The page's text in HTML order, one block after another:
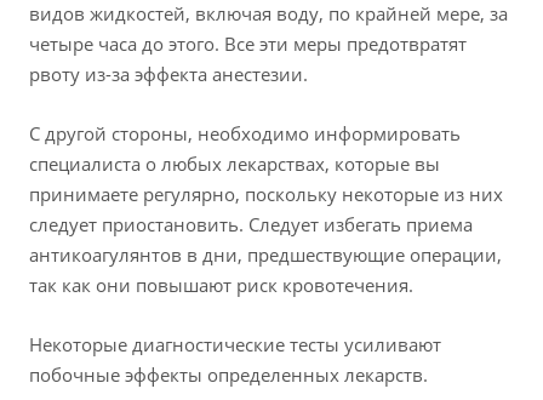
видов жидкостей, включая воду, по крайней мере, за
четыре часа до этого. Все эти меры предотвратят
рвоту из-за эффекта анестезии.
С другой стороны, необходимо информировать
специалиста о любых лекарствах, которые вы
принимаете регулярно, поскольку некоторые из них
следует приостановить. Следует избегать приема
антикоагулянтов в дни, предшествующие операции,
так как они повышают риск кровотечения.
Некоторые диагностические тесты усиливают
побочные эффекты определенных лекарств.